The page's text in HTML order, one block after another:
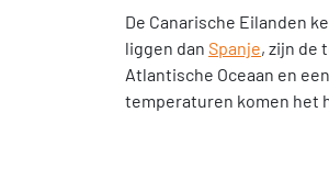
De Canarische Eilanden
liggen dan Spanje, zijn de
Atlantische Oceaan en
temperaturen komen het